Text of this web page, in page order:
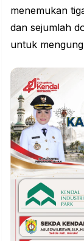
menemukan
dan sejumlah
untuk